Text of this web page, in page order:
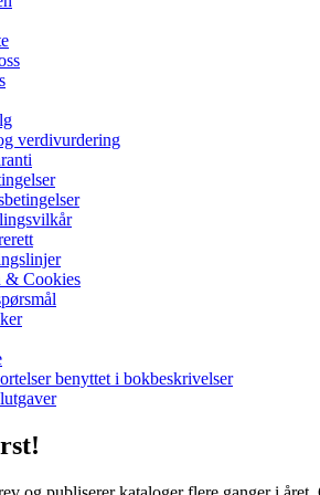
verdivurdering
& Cookies
benyttet i bokbeskrivelser